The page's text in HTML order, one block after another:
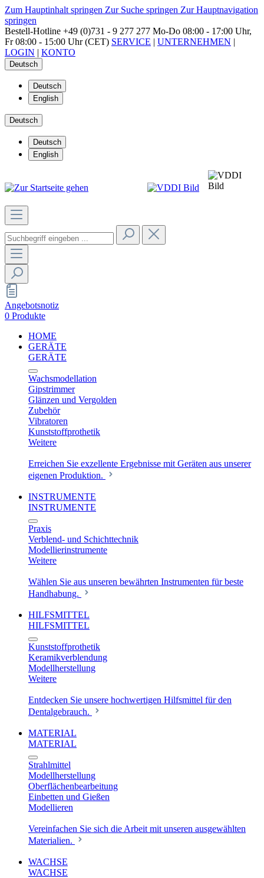
Zum Hauptinhalt springen Zur Suche springen Zur Hauptnavigation
springen
Bestell-Hotline +49 (0)731 - 9 277 277 Mo-Do 08:00 - 17:00 Uhr,
Fr 08:00 - 15:00 Uhr (CET) SERVICE | UNTERNEHMEN |
LOGIN | KONTO
Deutsch
Deutsch
English
Deutsch
Deutsch
English
Angebotsnotiz
0 Produkte
HOME
GERÄTE
GERÄTE
Wachsmodellation
Gipstrimmer
Glänzen und Vergolden
Zubehör
Vibratoren
Kunststoffprothetik
Weitere
Erreichen Sie exzellente Ergebnisse mit Geräten aus unserer
eigenen Produktion.
INSTRUMENTE
INSTRUMENTE
Praxis
Verblend- und Schichttechnik
Modellierinstrumente
Weitere
Wählen Sie aus unseren bewährten Instrumenten für beste
Handhabung.
HILFSMITTEL
HILFSMITTEL
Kunststoffprothetik
Keramikverblendung
Modellherstellung
Weitere
Entdecken Sie unsere hochwertigen Hilfsmittel für den
Dentalgebrauch.
MATERIAL
MATERIAL
Strahlmittel
Modellherstellung
Oberflächenbearbeitung
Einbetten und Gießen
Modellieren
Vereinfachen Sie sich die Arbeit mit unseren ausgewählten
Materialien.
WACHSE
WACHSE